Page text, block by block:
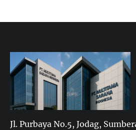
Jl. Purbaya No.5, Jodag,